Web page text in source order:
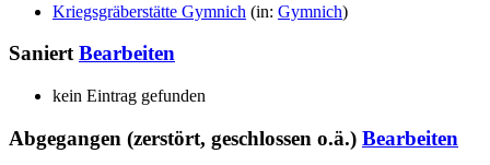
Kriegsgräberstätte Gymnich (in: Gymnich)
Saniert Bearbeiten
kein Eintrag gefunden
Abgegangen (zerstört, geschlossen o.ä.) Bearbeiten